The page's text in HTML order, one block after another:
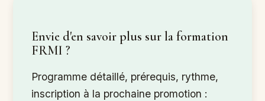
Envie d'en savoir plus sur la formation
FRMI ?
Programme détaillé, prérequis, rythme,
inscription à la prochaine promotion :